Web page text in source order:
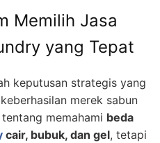
Memilih Jasa
yang Tepat
keputusan strategis yang
merek sabun
memahami beda
cair, bubuk, dan gel, tetapi